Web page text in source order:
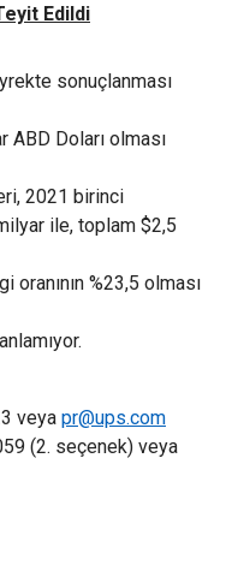
Edildi
sonuçlanması
Doları olması
2021 birinci
ile, toplam $2,5
oranının %23,5 olması
veya pr@ups.com
(2. seçenek) veya